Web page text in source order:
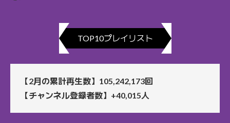
TOP10プレイリスト
【2月の累計再生数】105,242,173回
【チャンネル登録者数】+40,015人